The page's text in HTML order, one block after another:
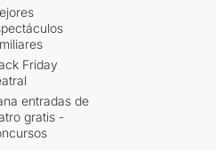
Friday
entradas de
gratis -